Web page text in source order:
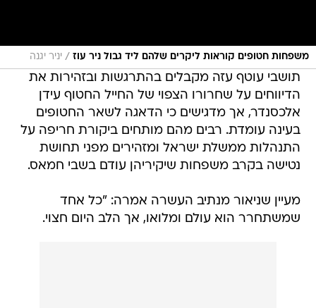
משפחות חטופים קוראות ליקרים שלהם ליד גבול ניר עוז / יניר יגנה
תושבי עוטף עזה מקבלים בהתרגשות ובזהירות את
הדיווחים על שחרורו הצפוי של החייל החטוף עידן
אלכסנדר, אך מדגישים כי הדאגה לשאר החטופים
בעינה עומדת. רבים מהם מותחים ביקורת חריפה על
התנהלות ממשלת ישראל ומזהירים מפני תחושת
נטישה בקרב משפחות שיקיריהן עודם בשבי חמאס.
מעיין שניאור מנתיב העשרה אמרה: "כל אחד
שמשתחרר הוא עולם ומלואו, אך הלב היום חצוי.